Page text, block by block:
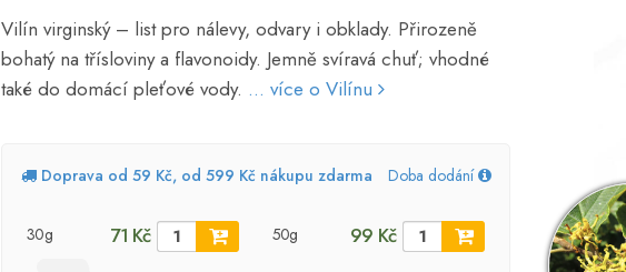
Vilín virginský – list pro nálevy, odvary i obklady. Přirozeně
bohatý na třísloviny a flavonoidy. Jemně svíravá chuť; vhodné
také do domácí pleťové vody. ... více o Vilínu
Doprava od 59 Kč, od 599 Kč nákupu zdarma Doba dodání
30g 71 Kč 50g 99 Kč